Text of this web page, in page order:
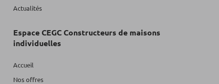
Actualités
Espace CEGC Constructeurs de maisons
individuelles
Accueil
Nos offres